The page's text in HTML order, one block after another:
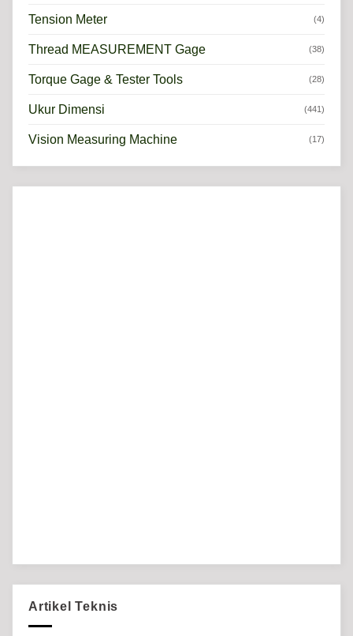
Tension Meter (4)
Thread MEASUREMENT Gage (38)
Torque Gage & Tester Tools (28)
Ukur Dimensi (441)
Vision Measuring Machine (17)
Artikel Teknis